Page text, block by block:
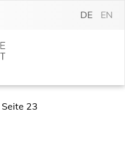
DE EN
Seite 23